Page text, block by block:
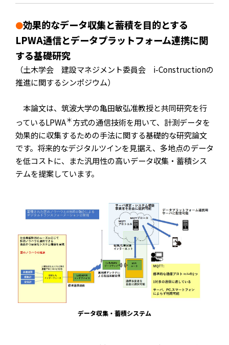
●効果的なデータ収集と蓄積を目的とする
LPWA通信とデータプラットフォーム連携に関
する基礎研究
（土木学会 建設マネジメント委員会 i-Constructionの
推進に関するシンポジウム）
本論文は、筑波大学の亀田敏弘准教授と共同研究を行
っているLPWA＊方式の通信技術を用いて、計測データを
効果的に収集するための手法に関する基礎的な研究論文
です。将来的なデジタルツインを見据え、多地点のデータ
を低コストに、また汎用性の高いデータ収集・蓄積シス
テムを提案しています。
データ収集・蓄積システム